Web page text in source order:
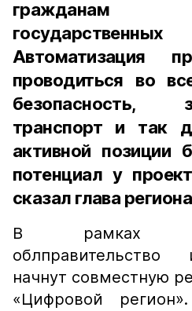
гражданам
Автоматизация
проводиться во
безопасность,
транспорт и так
активной позиции
потенциал у
сказал глава
В рамках
начнут совместную
«Цифровой